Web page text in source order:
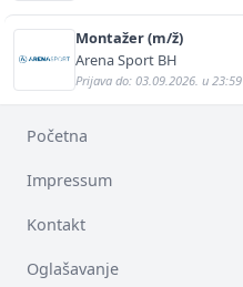
Montažer (m/ž)
Arena Sport BH
Prijava do: 03.09.2026. u 23:59
Početna
Impressum
Kontakt
Oglašavanje